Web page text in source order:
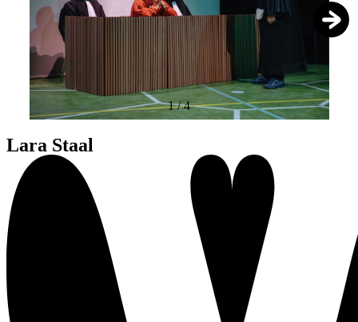
1/4
Lara Staal